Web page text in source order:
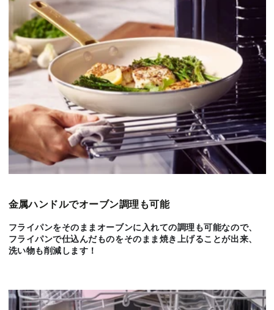
金属ハンドルでオーブン調理も可能
フライパンをそのままオーブンに入れての調理も可能なので、
フライパンで仕込んだものをそのまま焼き上げることが出来、
洗い物も削減します！